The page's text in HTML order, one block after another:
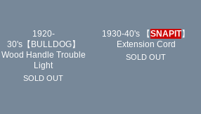
1920-
30's【BULLDOG】
Wood Handle Trouble
Light
SOLD OUT
1930-40's 【SNAPIT】
Extension Cord
SOLD OUT